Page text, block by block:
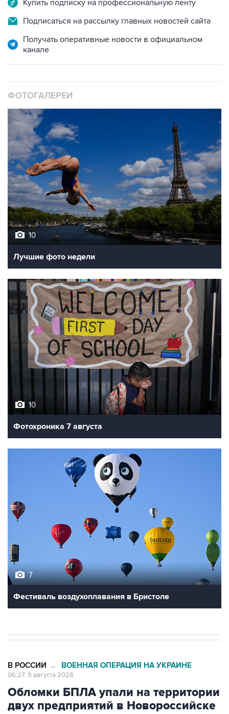
Купить подписку на профессиональную ленту
Подписаться на рассылку главных новостей сайта
Получать оперативные новости в официальном
канале
ФОТОГАЛЕРЕИ
10
Лучшие фото недели
10
Фотохроника 7 августа
7
Фестиваль воздухоплавания в Бристоле
В РОССИИ → ВОЕННАЯ ОПЕРАЦИЯ НА УКРАИНЕ
06:27, 9 августа 2026
Обломки БПЛА упали на территории
двух предприятий в Новороссийске